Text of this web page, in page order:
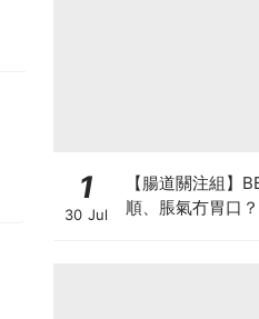
1
30 Jul
【腸道關注組】
順、脹氣冇胃口